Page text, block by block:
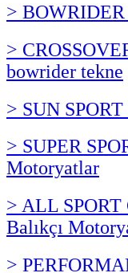
> BOWRIDER
>
bowrider tekne
> SUN
> SUPER
Motoryatlar
> ALL SPORT
Balıkçı
>